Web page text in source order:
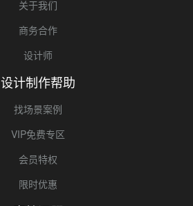
关于我们
商务合作
设计师
设计制作帮助
找场景案例
VIP免费专区
会员特权
限时优惠